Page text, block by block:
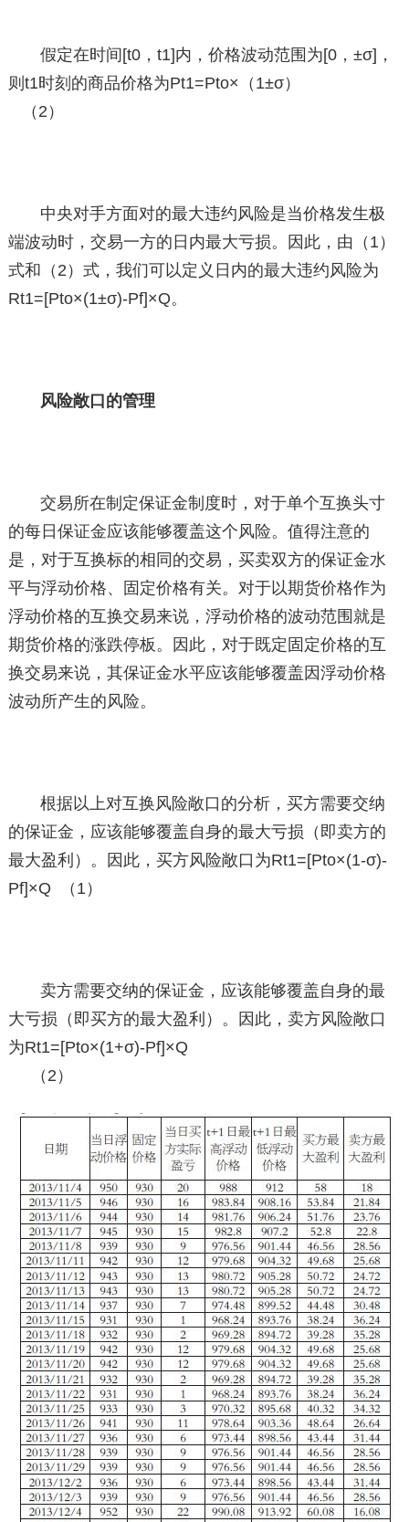
假定在时间[t0，t1]内，价格波动范围为[0，±σ]，
则t1时刻的商品价格为Pt1=Pto×（1±σ）
（2）
中央对手方面对的最大违约风险是当价格发生极
端波动时，交易一方的日内最大亏损。因此，由（1）
式和（2）式，我们可以定义日内的最大违约风险为
Rt1=[Pto×(1±σ)-Pf]×Q。
风险敞口的管理
交易所在制定保证金制度时，对于单个互换头寸
的每日保证金应该能够覆盖这个风险。值得注意的
是，对于互换标的相同的交易，买卖双方的保证金水
平与浮动价格、固定价格有关。对于以期货价格作为
浮动价格的互换交易来说，浮动价格的波动范围就是
期货价格的涨跌停板。因此，对于既定固定价格的互
换交易来说，其保证金水平应该能够覆盖因浮动价格
波动所产生的风险。
根据以上对互换风险敞口的分析，买方需要交纳
的保证金，应该能够覆盖自身的最大亏损（即卖方的
最大盈利）。因此，买方风险敞口为Rt1=[Pto×(1-σ)-
Pf]×Q （1）
卖方需要交纳的保证金，应该能够覆盖自身的最
大亏损（即买方的最大盈利）。因此，卖方风险敞口
为Rt1=[Pto×(1+σ)-Pf]×Q
（2）